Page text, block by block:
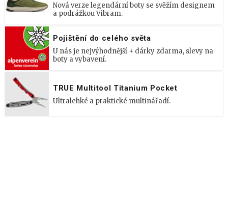
Nová verze legendární boty se svěžím designem
a podrážkou Vibram.
Pojištění do celého světa
U nás je nejvýhodnější + dárky zdarma, slevy na
boty a vybavení.
TRUE Multitool Titanium Pocket
Ultralehké a praktické multinářadí.